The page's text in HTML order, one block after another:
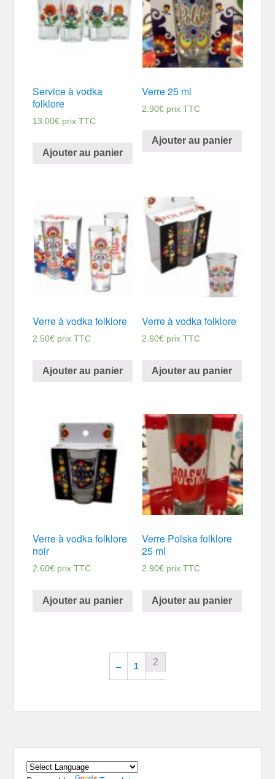
Service à vodka
folklore
13.00€ prix TTC
Ajouter au panier
Verre 25 ml
2.90€ prix TTC
Ajouter au panier
Verre à vodka folklore
2.50€ prix TTC
Ajouter au panier
Verre à vodka folklore
2.60€ prix TTC
Ajouter au panier
Verre à vodka folklore
noir
2.60€ prix TTC
Ajouter au panier
Verre Polska folklore
25 ml
2.90€ prix TTC
Ajouter au panier
← 1 2